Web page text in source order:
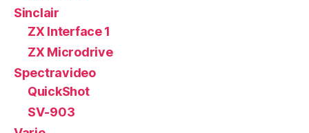
Sinclair
ZX Interface 1
ZX Microdrive
Spectravideo
QuickShot
SV-903